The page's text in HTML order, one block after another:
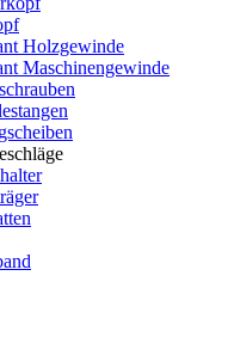
Holzgewinde
Maschinengewinde